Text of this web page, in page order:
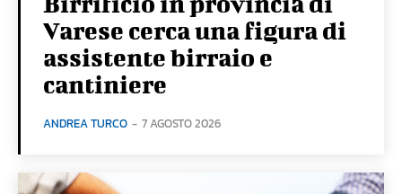
Varese cerca una figura di
assistente birraio e
cantiniere
ANDREA TURCO - 7 AGOSTO 2026